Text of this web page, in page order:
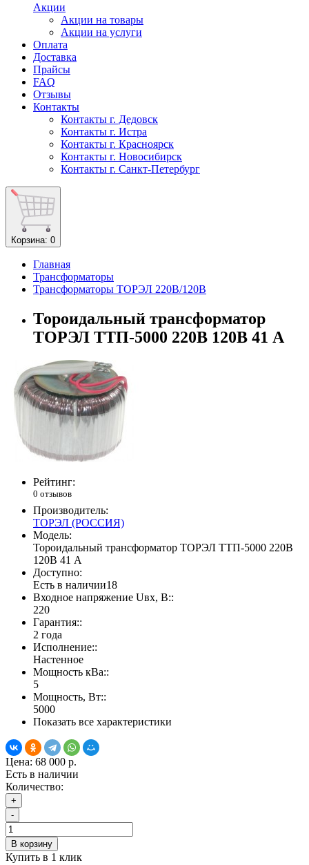
Акции
Акции на товары
Акции на услуги
Оплата
Доставка
Прайсы
FAQ
Отзывы
Контакты
Контакты г. Дедовск
Контакты г. Истра
Контакты г. Красноярск
Контакты г. Новосибирск
Контакты г. Санкт-Петербург
Корзина: 0
Главная
Трансформаторы
Трансформаторы ТОРЭЛ 220В/120В
Тороидальный трансформатор
ТОРЭЛ ТТП-5000 220В 120В 41 А
Рейтинг:
0 отзывов
Производитель:
ТОРЭЛ (РОССИЯ)
Модель:
Тороидальный трансформатор ТОРЭЛ ТТП-5000 220В
120В 41 А
Доступно:
Есть в наличии18
Входное напряжение Uвх, В::
220
Гарантия::
2 года
Исполнение::
Настенное
Мощность кВа::
5
Мощность, Вт::
5000
Показать все характеристики
Цена: 68 000 р.
Есть в наличии
Количество:
+
-
В корзину
Купить в 1 клик